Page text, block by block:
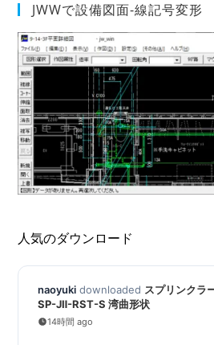
JWWで設備図面-線記号変形
人気のダウンロード
naoyuki downloaded スプリンクラ
SP-JⅡ-RST-S 湾曲形状
14時間 ago